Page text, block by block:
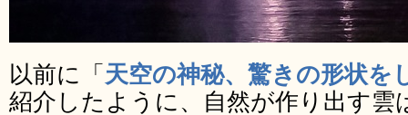
以前に「 天空の神秘、驚きの形状を
紹介したように、自然が作り出す雲